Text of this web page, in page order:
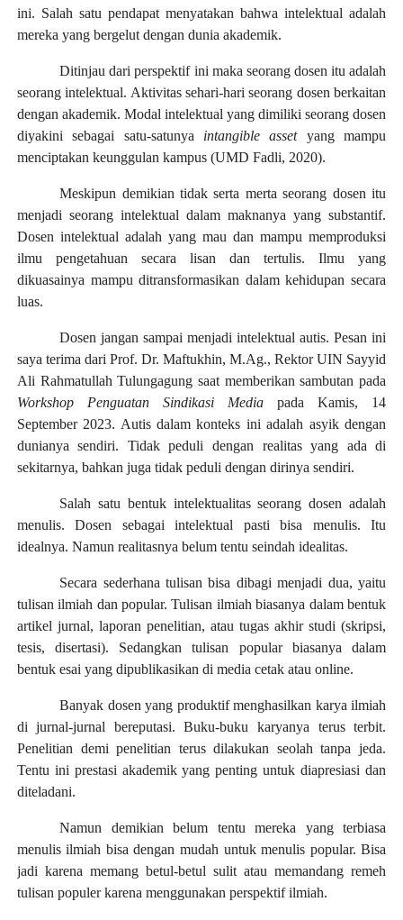
ini. Salah satu pendapat menyatakan bahwa intelektual adalah
mereka yang bergelut dengan dunia akademik.
Ditinjau dari perspektif ini maka seorang dosen itu adalah
seorang intelektual. Aktivitas sehari-hari seorang dosen berkaitan
dengan akademik. Modal intelektual yang dimiliki seorang dosen
diyakini sebagai satu-satunya intangible asset yang mampu
menciptakan keunggulan kampus (UMD Fadli, 2020).
Meskipun demikian tidak serta merta seorang dosen itu
menjadi seorang intelektual dalam maknanya yang substantif.
Dosen intelektual adalah yang mau dan mampu memproduksi
ilmu pengetahuan secara lisan dan tertulis. Ilmu yang
dikuasainya mampu ditransformasikan dalam kehidupan secara
luas.
Dosen jangan sampai menjadi intelektual autis. Pesan ini
saya terima dari Prof. Dr. Maftukhin, M.Ag., Rektor UIN Sayyid
Ali Rahmatullah Tulungagung saat memberikan sambutan pada
Workshop Penguatan Sindikasi Mediapada Kamis, 14
September 2023. Autis dalam konteks ini adalah asyik dengan
dunianya sendiri. Tidak peduli dengan realitas yang ada di
sekitarnya, bahkan juga tidak peduli dengan dirinya sendiri.
Salah satu bentuk intelektualitas seorang dosen adalah
menulis. Dosen sebagai intelektual pasti bisa menulis. Itu
idealnya. Namun realitasnya belum tentu seindah idealitas.
Secara sederhana tulisan bisa dibagi menjadi dua, yaitu
tulisan ilmiah dan popular. Tulisan ilmiah biasanya dalam bentuk
artikel jurnal, laporan penelitian, atau tugas akhir studi (skripsi,
tesis, disertasi). Sedangkan tulisan popular biasanya dalam
bentuk esai yang dipublikasikan di media cetak atau online.
Banyak dosen yang produktif menghasilkan karya ilmiah
di jurnal-jurnal bereputasi. Buku-buku karyanya terus terbit.
Penelitian demi penelitian terus dilakukan seolah tanpa jeda.
Tentu ini prestasi akademik yang penting untuk diapresiasi dan
diteladani.
Namun demikian belum tentu mereka yang terbiasa
menulis ilmiah bisa dengan mudah untuk menulis popular. Bisa
jadi karena memang betul-betul sulit atau memandang remeh
tulisan populer karena menggunakan perspektif ilmiah.